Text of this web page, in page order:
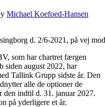
Michael Koefoed-Hansen
d. 2/6-2021, på vej
som har chartret færgen
siden august 2022, har
Tallink Grupp sidste år. Den
alle de optioner de
den indtil d. 31. januar 2027.
på yderligere et år.